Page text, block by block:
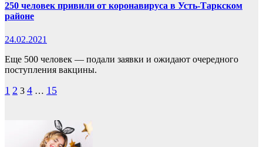
250 человек привили от коронавируса в Усть-Таркском
районе
24.02.2021
Еще 500 человек — подали заявки и ожидают очередного
поступления вакцины.
Пагинация
1 2 3 4 … 15